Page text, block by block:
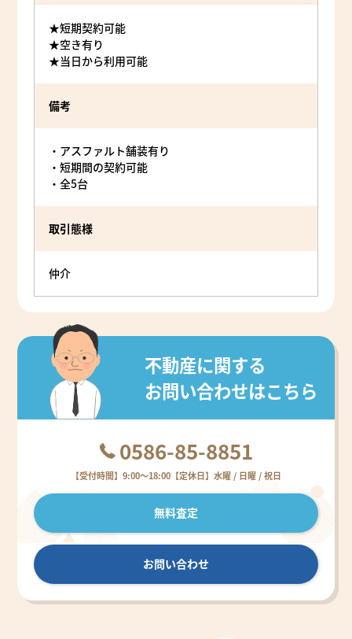
★短期契約可能
★空き有り
★当日から利用可能
備考
・アスファルト舗装有り
・短期間の契約可能
・全5台
取引態様
仲介
不動産に関する
お問い合わせはこちら
0586-85-8851
【受付時間】9:00～18:00【定休日】水曜 / 日曜 / 祝日
無料査定
お問い合わせ